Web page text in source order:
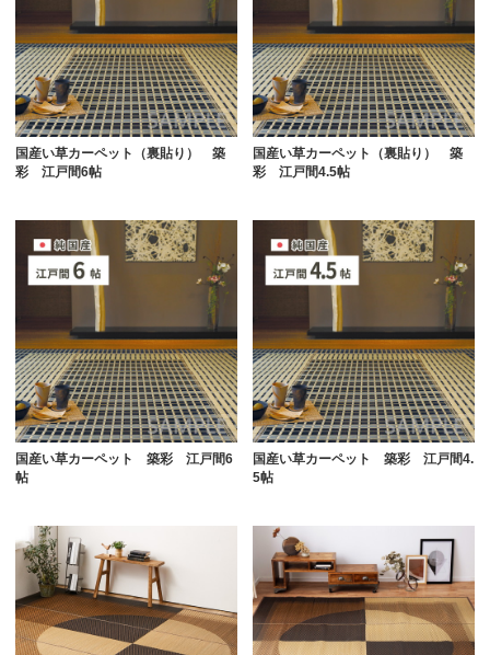
国産い草カーペット（裏貼り） 築
彩 江戸間6帖
国産い草カーペット（裏貼り） 築
彩 江戸間4.5帖
国産い草カーペット 築彩 江戸間6
帖
国産い草カーペット 築彩 江戸間4.
5帖